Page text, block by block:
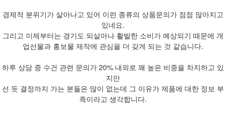
경제적 분위기가 살아나고 있어 이런 종류의 상품문의가 점점 많아지고
있네요.
그리고 이제부터는 경기도 되살아나 활발한 소비가 예상되기 때문에 개
업선물과 홍보물 제작에 관심을 더 갖게 되는 것 같습니다.
하루 상담 중 수건 관련 문의가 20% 내외로 꽤 높은 비중을 차지하고 있
지만
선 듯 결정까지 가는 분들은 많이 없는데 그 이유가 제품에 대한 정보 부
족이라고 생각합니다.